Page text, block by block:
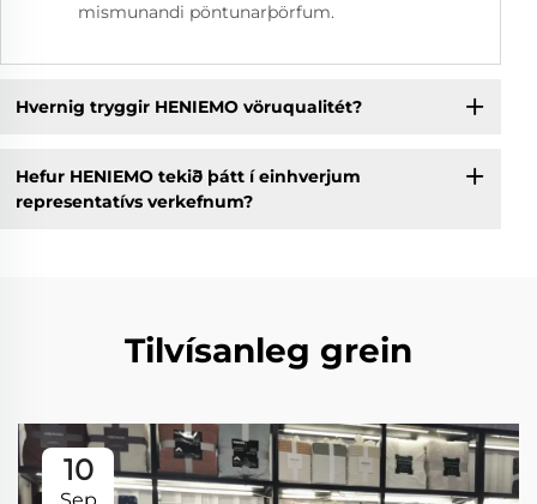
mismunandi pöntunarþörfum.
Hvernig tryggir HENIEMO vöruqualitét?
Hefur HENIEMO tekið þátt í einhverjum
representatívs verkefnum?
Tilvísanleg grein
10